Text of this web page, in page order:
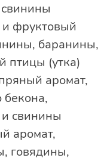
фруктовый
баранины,
птицы (утка)
аромат,
бекона,
свинины
аромат,
говядины,